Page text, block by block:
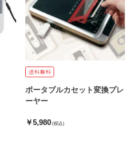
ポータブルカセット変換プレ
ーヤー
￥5,980 (税込)